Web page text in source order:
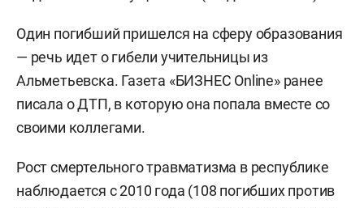
Один погибший пришелся на сферу образования
— речь идет о гибели учительницы из
Альметьевска. Газета «БИЗНЕС Online» ранее
писала о ДТП, в которую она попала вместе со
своими коллегами.
Рост смертельного травматизма в республике
наблюдается с 2010 года (108 погибших против